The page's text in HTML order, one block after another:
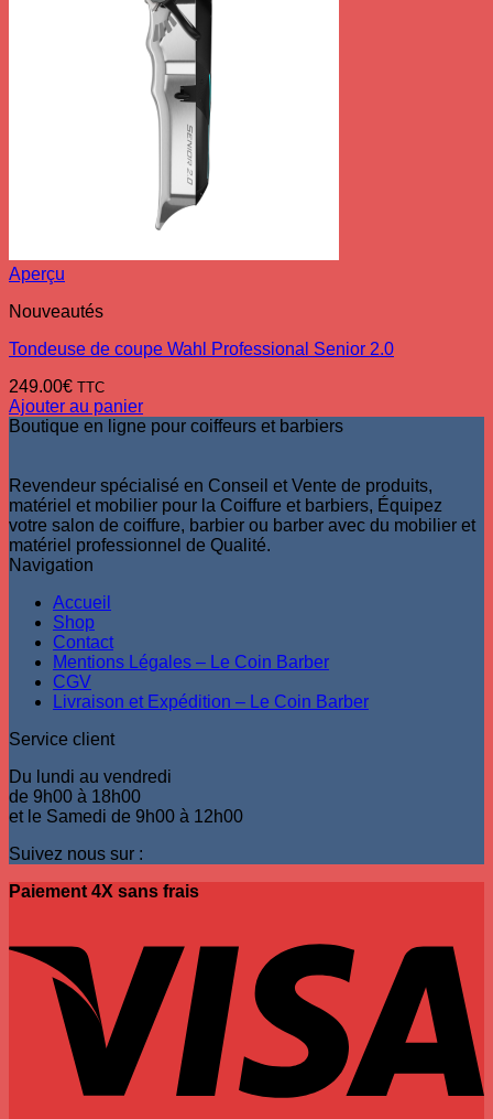
Aperçu
Nouveautés
Tondeuse de coupe Wahl Professional Senior 2.0
249.00€ TTC
Ajouter au panier
Boutique en ligne pour coiffeurs et barbiers
Revendeur spécialisé en Conseil et Vente de produits,
matériel et mobilier pour la Coiffure et barbiers, Équipez
votre salon de coiffure, barbier ou barber avec du mobilier et
matériel professionnel de Qualité.
Navigation
Accueil
Shop
Contact
Mentions Légales – Le Coin Barber
CGV
Livraison et Expédition – Le Coin Barber
Service client
Du lundi au vendredi
de 9h00 à 18h00
et le Samedi de 9h00 à 12h00
Suivez nous sur :
Paiement 4X sans frais